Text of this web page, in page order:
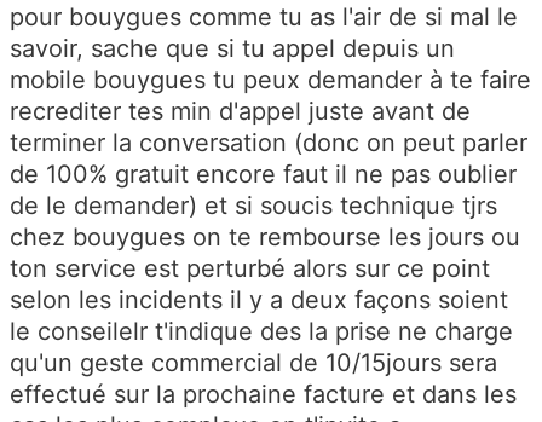
pour bouygues comme tu as l'air de si mal le
savoir, sache que si tu appel depuis un
mobile bouygues tu peux demander à te faire
recrediter tes min d'appel juste avant de
terminer la conversation (donc on peut parler
de 100% gratuit encore faut il ne pas oublier
de le demander) et si soucis technique tjrs
chez bouygues on te rembourse les jours ou
ton service est perturbé alors sur ce point
selon les incidents il y a deux façons soient
le conseilelr t'indique des la prise ne charge
qu'un geste commercial de 10/15jours sera
effectué sur la prochaine facture et dans les